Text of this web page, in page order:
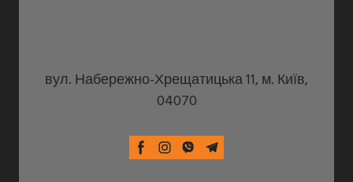
вул. Набережно-Хрещатицька 11, м. Київ,
04070